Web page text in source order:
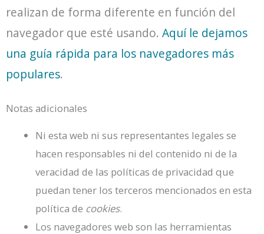
realizan de forma diferente en función del
navegador que esté usando. Aquí le dejamos
una guía rápida para los navegadores más
populares.
Notas adicionales
Ni esta web ni sus representantes legales se
hacen responsables ni del contenido ni de la
veracidad de las políticas de privacidad que
puedan tener los terceros mencionados en esta
política de cookies.
Los navegadores web son las herramientas